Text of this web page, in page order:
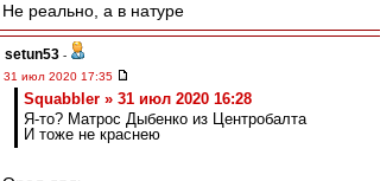
Не реально, а в натуре
setun53 -
31 июл 2020 17:35
Squabbler » 31 июл 2020 16:28
Я-то? Матрос Дыбенко из Центробалта
И тоже не краснею